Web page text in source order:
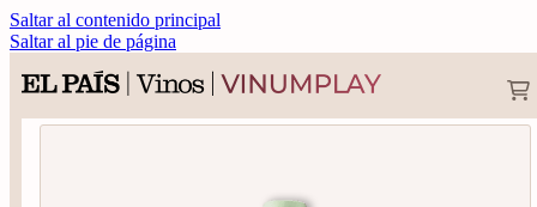
Saltar al contenido principal
Saltar al pie de página